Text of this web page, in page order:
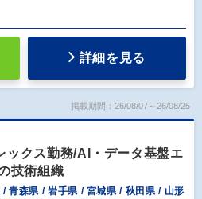
詳細を見る
掲載期間：26/08/07～26/08/25
ックス勤務/AI・データ基盤エ
技術組織
/ 青森県 / 岩手県 / 宮城県 / 秋田県 / 山形